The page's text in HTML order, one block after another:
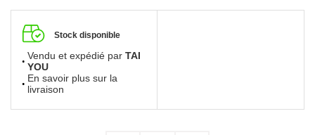
Stock disponible
Vendu et expédié par TAI
YOU
En savoir plus sur la
livraison